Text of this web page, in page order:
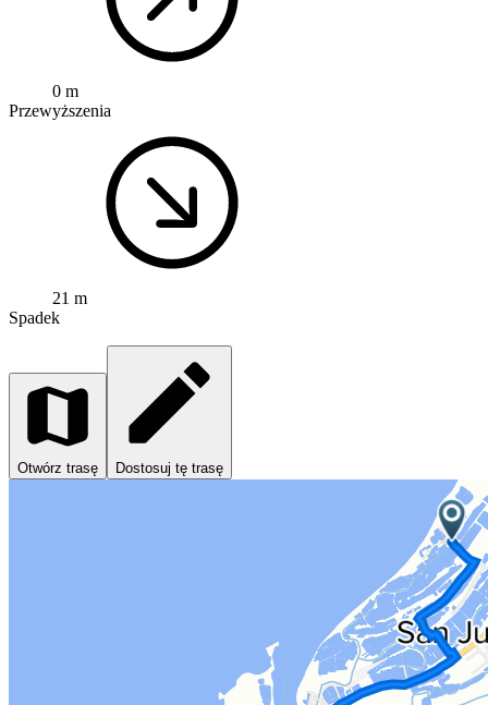
0 m
Przewyższenia
21 m
Spadek
Otwórz trasę Dostosuj tę trasę